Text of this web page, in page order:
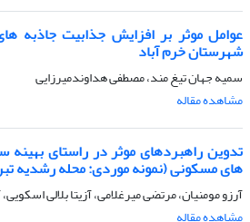
عوامل موثر بر افزایش جذابیت جاذبه
شهرستان خرم آباد
سمیه جهان تیغ مند، مصطفی هداوندمیرزایی
مشاهده مقاله
تدوین راهبردهای موثر در راستای
های مسکونی (نمونه موردی: محله رشدیه
آرزو مومنیان، مرتضی میرغلامی، آزیتا بلالی
مشاهده مقاله